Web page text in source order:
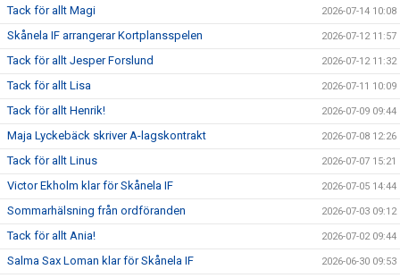
Tack för allt Magi 2026-07-14 10:08
Skånela IF arrangerar Kortplansspelen 2026-07-12 11:57
Tack för allt Jesper Forslund 2026-07-12 11:32
Tack för allt Lisa 2026-07-11 10:09
Tack för allt Henrik! 2026-07-09 09:44
Maja Lyckebäck skriver A-lagskontrakt 2026-07-08 12:26
Tack för allt Linus 2026-07-07 15:21
Victor Ekholm klar för Skånela IF 2026-07-05 14:44
Sommarhälsning från ordföranden 2026-07-03 09:12
Tack för allt Ania! 2026-07-02 09:44
Salma Sax Loman klar för Skånela IF 2026-06-30 09:53